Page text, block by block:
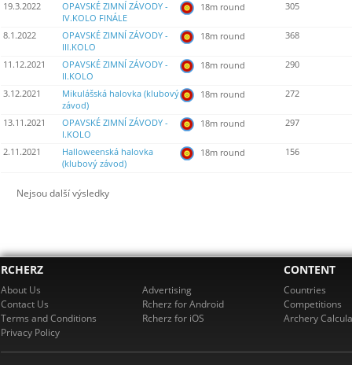
19.3.2022
OPAVSKÉ ZIMNÍ ZÁVODY -
IV.KOLO FINÁLE
18m round 305
8.1.2022
OPAVSKÉ ZIMNÍ ZÁVODY -
III.KOLO
18m round 368
11.12.2021
OPAVSKÉ ZIMNÍ ZÁVODY -
II.KOLO
18m round 290
3.12.2021
Mikulášská halovka (klubový
závod)
18m round 272
13.11.2021
OPAVSKÉ ZIMNÍ ZÁVODY -
I.KOLO
18m round 297
2.11.2021
Halloweenská halovka
(klubový závod)
18m round 156
Nejsou další výsledky
RCHERZ
About Us
Contact Us
Terms and Conditions
Privacy Policy
Advertising
Rcherz for Android
Rcherz for iOS
CONTENT
Countries
Competitions
Archery